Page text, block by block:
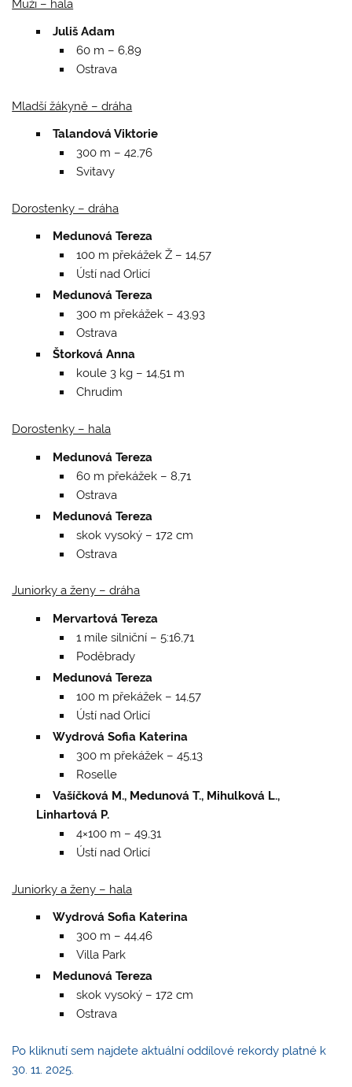
Muži – hala
Juliš Adam
60 m – 6,89
Ostrava
Mladší žákyně – dráha
Talandová Viktorie
300 m – 42,76
Svitavy
Dorostenky – dráha
Medunová Tereza
100 m překážek Ž – 14,57
Ústí nad Orlicí
Medunová Tereza
300 m překážek – 43,93
Ostrava
Štorková Anna
koule 3 kg – 14,51 m
Chrudim
Dorostenky – hala
Medunová Tereza
60 m překážek – 8,71
Ostrava
Medunová Tereza
skok vysoký – 172 cm
Ostrava
Juniorky a ženy – dráha
Mervartová Tereza
1 míle silniční – 5:16,71
Poděbrady
Medunová Tereza
100 m překážek – 14,57
Ústí nad Orlicí
Wydrová Sofia Katerina
300 m překážek – 45,13
Roselle
Vašíčková M., Medunová T., Mihulková L.,
Linhartová P.
4×100 m – 49,31
Ústí nad Orlicí
Juniorky a ženy – hala
Wydrová Sofia Katerina
300 m – 44,46
Villa Park
Medunová Tereza
skok vysoký – 172 cm
Ostrava
Po kliknutí sem najdete aktuální oddílové rekordy platné k
30. 11. 2025.